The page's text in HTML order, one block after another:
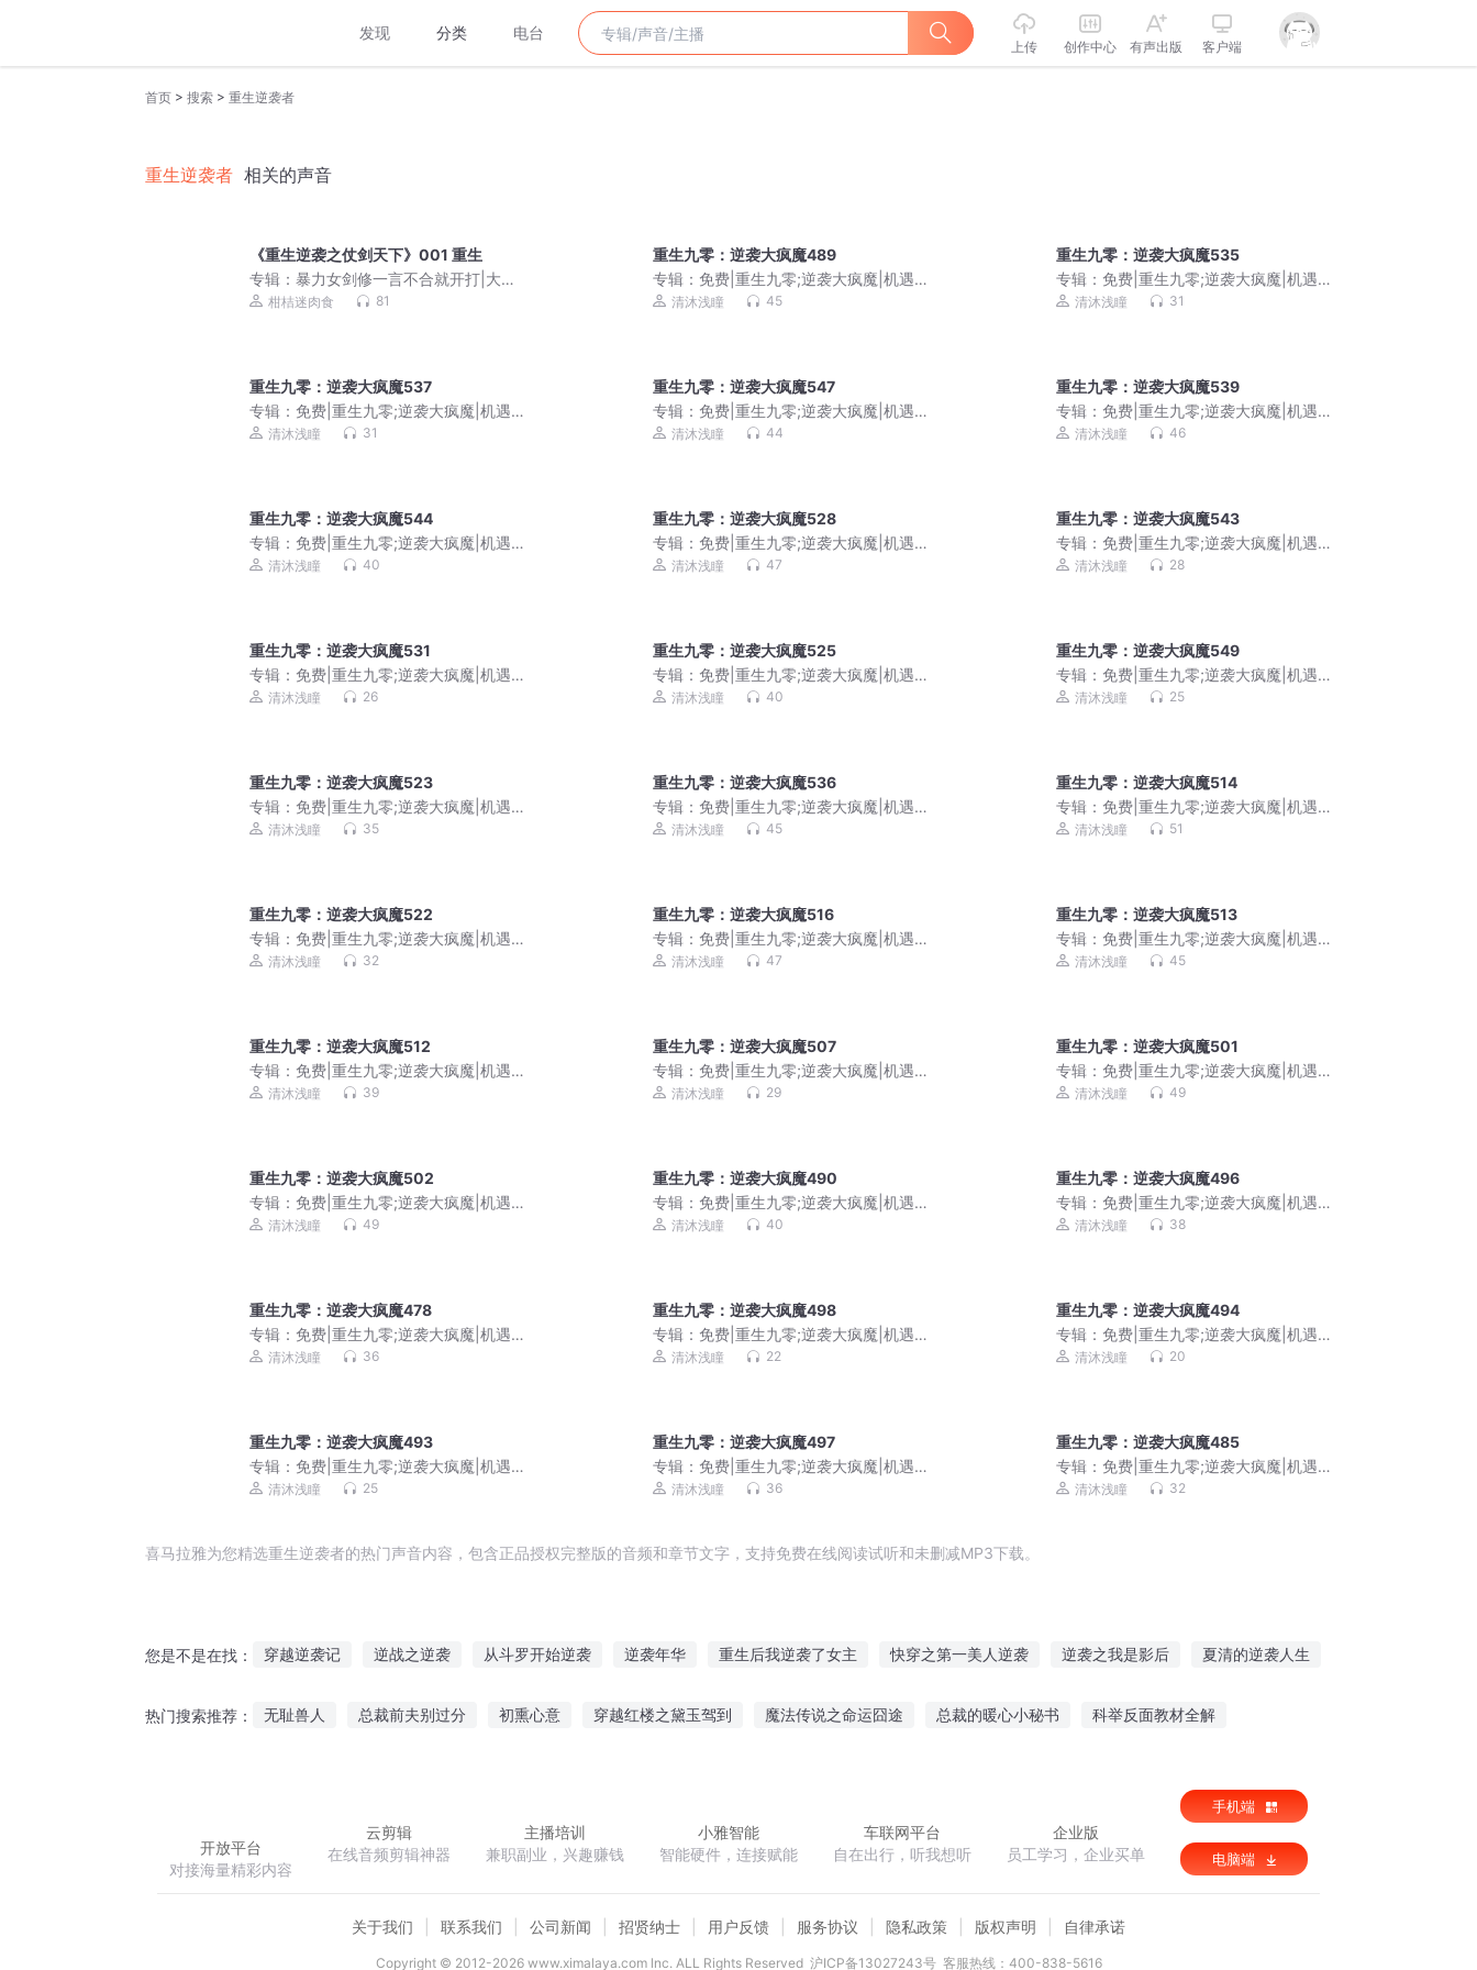
发现 分类 电台
上传 创作中心 有声出版 客户端
首页 > 搜索 > 重生逆袭者
重生逆袭者 相关的声音
《重生逆袭之仗剑天下》001 重生
专辑： 暴力女剑修一言不合就开打|大女
主|成长励志虐渣渣
柑桔迷肉食 81
重生九零：逆袭大疯魔489
专辑： 免费|重生九零;逆袭大疯魔|机遇
挑战|商海沉浮
清沐浅瞳 45
重生九零：逆袭大疯魔535
专辑： 免费|重生九零;逆袭大疯魔|机遇
挑战|商海沉浮
清沐浅瞳 31
重生九零：逆袭大疯魔537
专辑： 免费|重生九零;逆袭大疯魔|机遇
挑战|商海沉浮
清沐浅瞳 31
重生九零：逆袭大疯魔547
专辑： 免费|重生九零;逆袭大疯魔|机遇
挑战|商海沉浮
清沐浅瞳 44
重生九零：逆袭大疯魔539
专辑： 免费|重生九零;逆袭大疯魔|机遇
挑战|商海沉浮
清沐浅瞳 46
重生九零：逆袭大疯魔544
专辑： 免费|重生九零;逆袭大疯魔|机遇
挑战|商海沉浮
清沐浅瞳 40
重生九零：逆袭大疯魔528
专辑： 免费|重生九零;逆袭大疯魔|机遇
挑战|商海沉浮
清沐浅瞳 47
重生九零：逆袭大疯魔543
专辑： 免费|重生九零;逆袭大疯魔|机遇
挑战|商海沉浮
清沐浅瞳 28
重生九零：逆袭大疯魔531
专辑： 免费|重生九零;逆袭大疯魔|机遇
挑战|商海沉浮
清沐浅瞳 26
重生九零：逆袭大疯魔525
专辑： 免费|重生九零;逆袭大疯魔|机遇
挑战|商海沉浮
清沐浅瞳 40
重生九零：逆袭大疯魔549
专辑： 免费|重生九零;逆袭大疯魔|机遇
挑战|商海沉浮
清沐浅瞳 25
重生九零：逆袭大疯魔523
专辑： 免费|重生九零;逆袭大疯魔|机遇
挑战|商海沉浮
清沐浅瞳 35
重生九零：逆袭大疯魔536
专辑： 免费|重生九零;逆袭大疯魔|机遇
挑战|商海沉浮
清沐浅瞳 45
重生九零：逆袭大疯魔514
专辑： 免费|重生九零;逆袭大疯魔|机遇
挑战|商海沉浮
清沐浅瞳 51
重生九零：逆袭大疯魔522
专辑： 免费|重生九零;逆袭大疯魔|机遇
挑战|商海沉浮
清沐浅瞳 32
重生九零：逆袭大疯魔516
专辑： 免费|重生九零;逆袭大疯魔|机遇
挑战|商海沉浮
清沐浅瞳 47
重生九零：逆袭大疯魔513
专辑： 免费|重生九零;逆袭大疯魔|机遇
挑战|商海沉浮
清沐浅瞳 45
重生九零：逆袭大疯魔512
专辑： 免费|重生九零;逆袭大疯魔|机遇
挑战|商海沉浮
清沐浅瞳 39
重生九零：逆袭大疯魔507
专辑： 免费|重生九零;逆袭大疯魔|机遇
挑战|商海沉浮
清沐浅瞳 29
重生九零：逆袭大疯魔501
专辑： 免费|重生九零;逆袭大疯魔|机遇
挑战|商海沉浮
清沐浅瞳 49
重生九零：逆袭大疯魔502
专辑： 免费|重生九零;逆袭大疯魔|机遇
挑战|商海沉浮
清沐浅瞳 49
重生九零：逆袭大疯魔490
专辑： 免费|重生九零;逆袭大疯魔|机遇
挑战|商海沉浮
清沐浅瞳 40
重生九零：逆袭大疯魔496
专辑： 免费|重生九零;逆袭大疯魔|机遇
挑战|商海沉浮
清沐浅瞳 38
重生九零：逆袭大疯魔478
专辑： 免费|重生九零;逆袭大疯魔|机遇
挑战|商海沉浮
清沐浅瞳 36
重生九零：逆袭大疯魔498
专辑： 免费|重生九零;逆袭大疯魔|机遇
挑战|商海沉浮
清沐浅瞳 22
重生九零：逆袭大疯魔494
专辑： 免费|重生九零;逆袭大疯魔|机遇
挑战|商海沉浮
清沐浅瞳 20
重生九零：逆袭大疯魔493
专辑： 免费|重生九零;逆袭大疯魔|机遇
挑战|商海沉浮
清沐浅瞳 25
重生九零：逆袭大疯魔497
专辑： 免费|重生九零;逆袭大疯魔|机遇
挑战|商海沉浮
清沐浅瞳 36
重生九零：逆袭大疯魔485
专辑： 免费|重生九零;逆袭大疯魔|机遇
挑战|商海沉浮
清沐浅瞳 32
喜马拉雅为您精选重生逆袭者的热门声音内容，包含正品授权完整版的音频和章节文字，支持免费在线阅读试听和未删减MP3下载。
您是不是在找： 穿越逆袭记 逆战之逆袭 从斗罗开始逆袭 逆袭年华 重生后我逆袭了女主 快穿之第一美人逆袭 逆袭之我是影后 夏清的逆袭人生
热门搜索推荐： 无耻兽人 总裁前夫别过分 初熏心意 穿越红楼之黛玉驾到 魔法传说之命运囧途 总裁的暖心小秘书 科举反面教材全解
开放平台
对接海量精彩内容
云剪辑
在线音频剪辑神器
主播培训
兼职副业，兴趣赚钱
小雅智能
智能硬件，连接赋能
车联网平台
自在出行，听我想听
企业版
员工学习，企业买单
手机端
电脑端
关于我们 联系我们 公司新闻 招贤纳士 用户反馈 服务协议 隐私政策 版权声明 自律承诺
Copyright © 2012-2026www.ximalaya.com lnc. ALL Rights Reserved 沪ICP备13027243号 客服热线：400-838-5616